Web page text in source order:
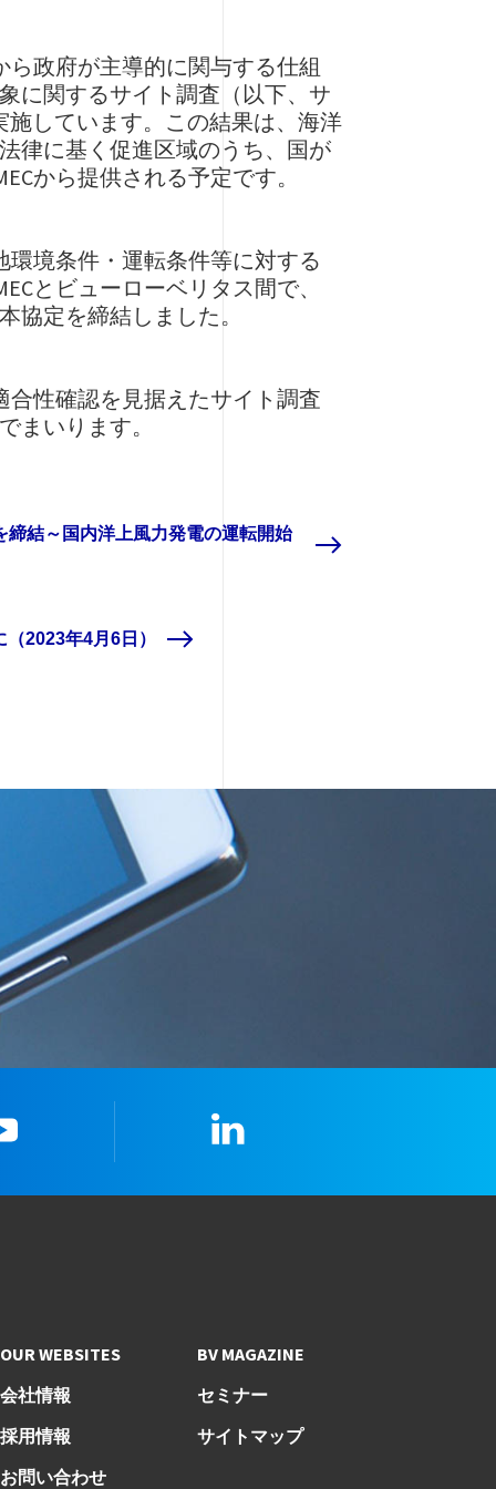
ら政府が主導的に関与する仕組
に関するサイト調査（以下、サ
しています。この結果は、海洋
律に基く促進区域のうち、国が
から提供される予定です。
環境条件・運転条件等に対する
とビューローベリタス間で、
協定を締結しました。
合性確認を見据えたサイト調査
まいります。
結～国内洋上風力発電の運転開始
2023年4月6日）
OUR WEBSITES
会社情報
採用情報
お問い合わせ
BV MAGAZINE
セミナー
サイトマップ